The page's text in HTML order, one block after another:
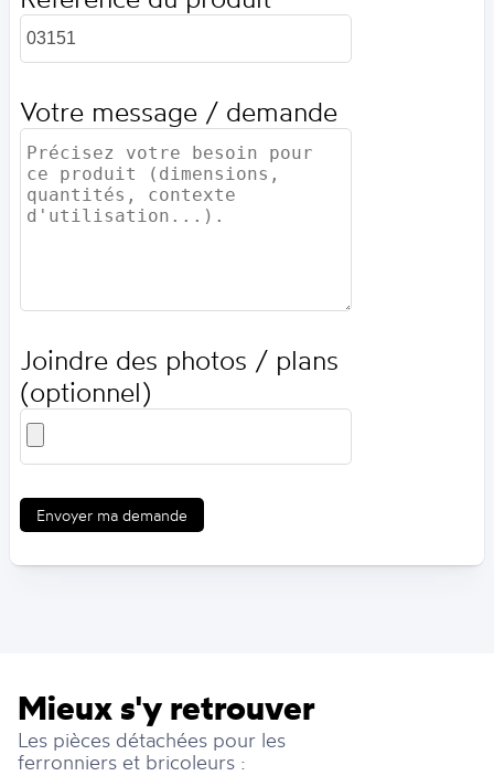
Votre message / demande
Joindre des photos / plans
(optionnel)
Envoyer ma demande
Mieux s'y retrouver
Les pièces détachées pour les
ferronniers et bricoleurs :